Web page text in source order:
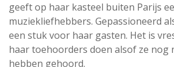
geeft op haar kasteel buiten Parijs
muziekliefhebbers. Gepassioneerd
een stuk voor haar gasten. Het is
haar toehoorders doen alsof ze nog
hebben gehoord.